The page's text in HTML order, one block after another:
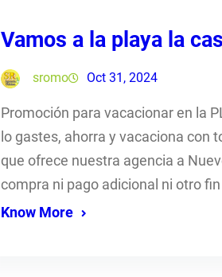
Vamos a la playa la
sromo Oct 31, 2024
Promoción para vacacionar en la
lo gastes, ahorra y vacaciona con
que ofrece nuestra agencia a
compra ni pago adicional ni otro
Know More